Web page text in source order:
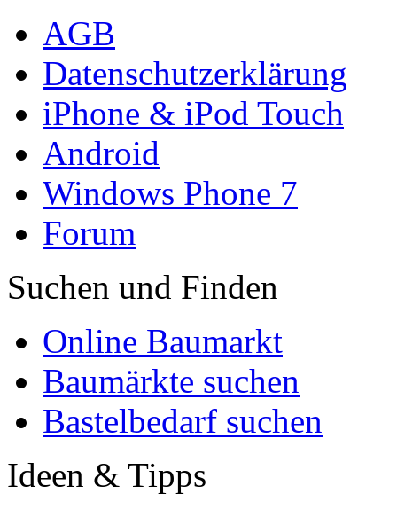
AGB
Datenschutzerklärung
iPhone & iPod Touch
Android
Windows Phone 7
Forum
Suchen und Finden
Online Baumarkt
Baumärkte suchen
Bastelbedarf suchen
Ideen & Tipps